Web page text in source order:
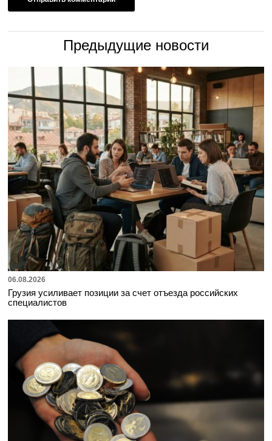
Предыдущие новости
06.08.2026
Грузия усиливает позиции за счет отъезда российских
специалистов